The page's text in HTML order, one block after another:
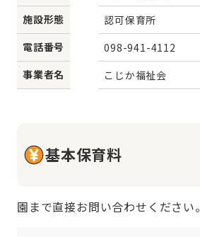
施設形態
認可保育所
電話番号
098-941-4112
事業者名
こじか福祉会
基本保育料
園まで直接お問い合わせください。